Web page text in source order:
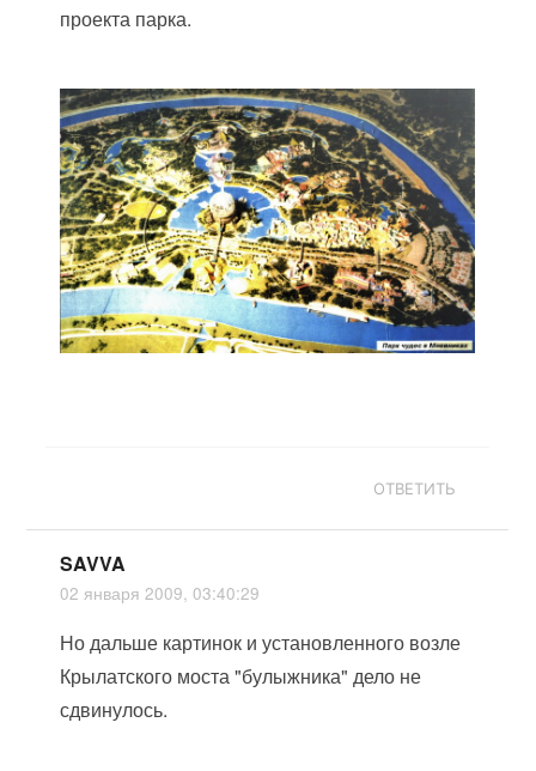
проекта парка.
ОТВЕТИТЬ
SAVVA
02 января 2009, 03:40:29
Но дальше картинок и установленного возле
Крылатского моста "булыжника" дело не
сдвинулось.